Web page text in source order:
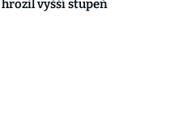
vyšší stupeň